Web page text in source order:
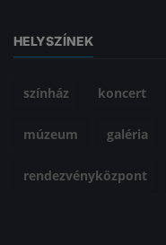
HELYSZÍNEK
színház koncert
múzeum galéria
rendezvényközpont